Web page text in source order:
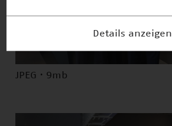
JPEG · 9mb
Details anzeigen